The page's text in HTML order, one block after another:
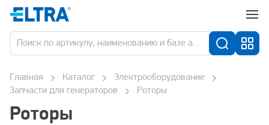
Главная Каталог
Электрооборудование
Запчасти для генераторов
Роторы
Роторы